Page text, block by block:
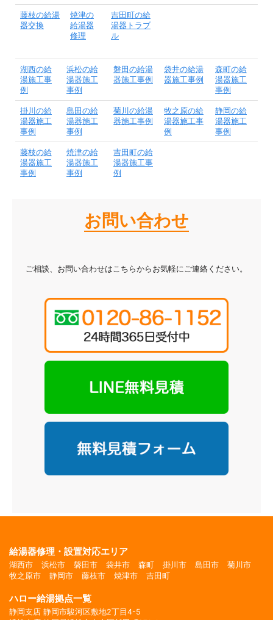
藤枝の給湯
器交換
焼津の
給湯器
修理
吉田町の給
湯器トラブ
ル
湖西の給
湯施工事
例
浜松の給
湯器施工
事例
磐田の給湯
器施工事例
袋井の給湯
器施工事例
森町の給
湯器施工
事例
掛川の給
湯器施工
事例
島田の給
湯器施工
事例
菊川の給湯
器施工事例
牧之原の給
湯器施工事
例
静岡の給
湯器施工
事例
藤枝の給
湯器施工
事例
焼津の給
湯器施工
事例
吉田町の給
湯器施工事
例
お問い合わせ
ご相談、お問い合わせはこちらからお気軽にご連絡ください。
給湯器修理・設置対応エリア
湖西市 浜松市 磐田市 袋井市 森町 掛川市 島田市
菊川市
牧之原市
静岡市 藤枝市 焼津市 吉田町
ハロー給湯拠点一覧
静岡支店 静岡市駿河区敷地2丁目4-5